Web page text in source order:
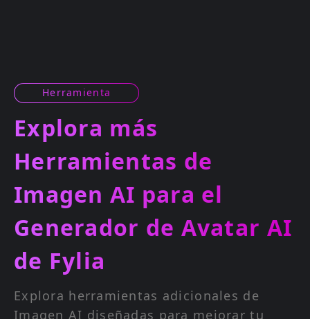
Herramienta
Explora más
Herramientas de
Imagen AI para el
Generador de Avatar AI
de Fylia
Explora herramientas adicionales de
Imagen AI diseñadas para mejorar tu